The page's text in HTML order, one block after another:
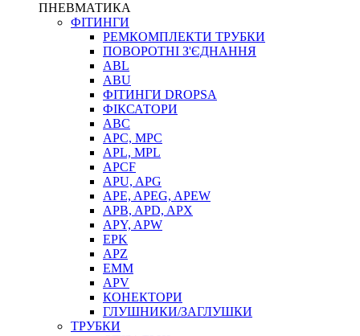
ПНЕВМАТИКА
ФІТИНГИ
РЕМКОМПЛЕКТИ ТРУБКИ
ПОВОРОТНІ З'ЄДНАННЯ
ABL
ABU
ФІТИНГИ DROPSA
ФІКСАТОРИ
ABC
APC, MPC
APL, MPL
APCF
APU, APG
APE, APEG, APEW
APB, APD, APX
APY, APW
EPK
APZ
EMM
APV
КОНЕКТОРИ
ГЛУШНИКИ/ЗАГЛУШКИ
ТРУБКИ